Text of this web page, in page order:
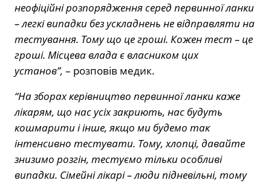
неофіційні розпорядження серед первинної ланки
– легкі випадки без ускладнень не відправляти на
тестування. Тому що це гроші. Кожен тест – це
гроші. Місцева влада є власником цих
установ”, – розповів медик.
“На зборах керівництво первинної ланки каже
лікарям, що нас усіх закриють, нас будуть
кошмарити і інше, якщо ми будемо так
інтенсивно тестувати. Тому, хлопці, давайте
знизимо розгін, тестуємо тільки особливі
випадки. Сімейні лікарі – люди підневільні, тому